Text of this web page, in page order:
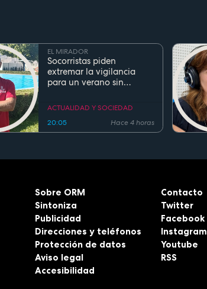
EL MIRADOR
Socorristas piden
extremar la vigilancia
para un verano sin
regla de los 5 segundos
ACTUALIDAD Y SOCIEDAD
20:05
Hace 4 horas
Sobre ORM
Sintoniza
Publicidad
Direcciones y teléfonos
Protección de datos
Aviso legal
Accesibilidad
Contacto
Twitter
Facebook
Instagram
Youtube
RSS